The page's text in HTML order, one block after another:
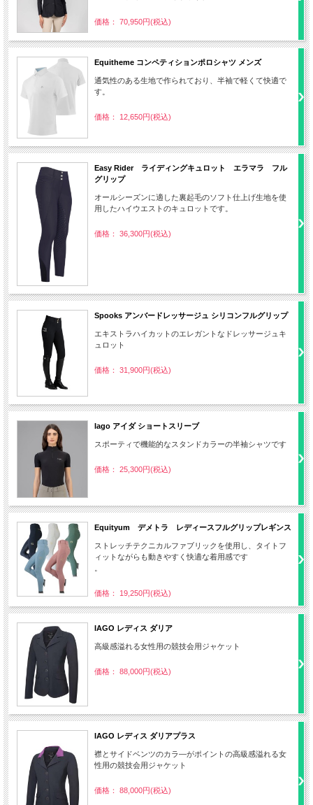
価格： 70,950円(税込)
Equitheme コンペティションポロシャツ メンズ
通気性のある生地で作られており、半袖で軽くて快適で
す。
価格： 12,650円(税込)
Easy Rider ライディングキュロット エラマラ フル
グリップ
オールシーズンに適した裏起毛のソフト仕上げ生地を使
用したハイウエストのキュロットです。
価格： 36,300円(税込)
Spooks アンバードレッサージュ シリコンフルグリップ
エキストラハイカットのエレガントなドレッサージュキ
ュロット
価格： 31,900円(税込)
Iago アイダ ショートスリーブ
スポーティで機能的なスタンドカラーの半袖シャツです
価格： 25,300円(税込)
Equityum デメトラ レディースフルグリップレギンス
ストレッチテクニカルファブリックを使用し、タイトフ
ィットながらも動きやすく快適な着用感です
価格： 19,250円(税込)
IAGO レディス ダリア
高級感溢れる女性用の競技会用ジャケット
価格： 88,000円(税込)
IAGO レディス ダリアプラス
襟とサイドベンツのカラ―がポイントの高級感溢れる女
性用の競技会用ジャケット
価格： 88,000円(税込)